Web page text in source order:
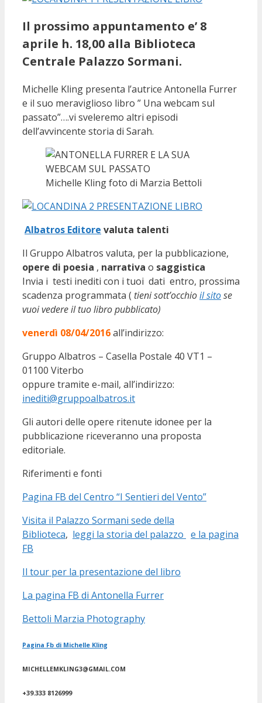
Il prossimo appuntamento e’ 8
aprile h. 18,00 alla Biblioteca
Centrale Palazzo Sormani.
Michelle Kling presenta l’autrice Antonella Furrer
e il suo meraviglioso libro ” Una webcam sul
passato”….vi sveleremo altri episodi
dell’avvincente storia di Sarah.
Michelle Kling foto di Marzia Bettoli
Albatros Editore valuta talenti
Il Gruppo Albatros valuta, per la pubblicazione,
opere di poesia , narrativa o saggistica
Invia i testi inediti con i tuoi dati entro, prossima
scadenza programmata ( tieni sott’occhioil sitose
vuoi vedere il tuo libro pubblicato)
venerdì 08/04/2016all’indirizzo:
Gruppo Albatros – Casella Postale 40 VT1 –
01100 Viterbo
oppure tramite e-mail, all’indirizzo:
inediti@gruppoalbatros.it
Gli autori delle opere ritenute idonee per la
pubblicazione riceveranno una proposta
editoriale.
Riferimenti e fonti
Pagina FB del Centro “I Sentieri del Vento”
Visita il Palazzo Sormani sede della
Biblioteca, leggi la storia del palazzo e la pagina
FB
Il tour per la presentazione del libro
La pagina FB di Antonella Furrer
Bettoli Marzia Photography
Pagina Fb di Michelle Kling
MICHELLEMKLING3@GMAIL.COM
+39.333 8126999